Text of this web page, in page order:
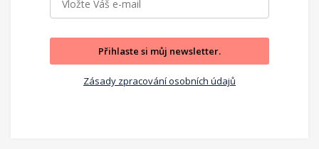
Přihlaste si můj newsletter.
Zásady zpracování osobních údajů